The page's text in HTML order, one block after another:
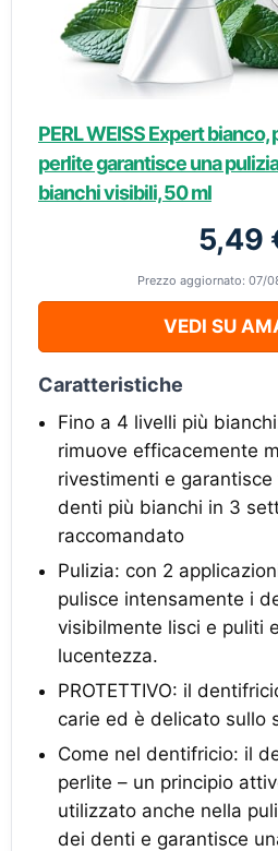
PERL WEISS Expert
perlite garantisce una
bianchi visibili, 50 ml
5,49
Prezzo aggiornato: 07/
VEDI SU
Caratteristiche
Fino a 4 livelli più
rimuove efficacemente
rivestimenti e
denti più bianchi in 3
raccomandato
Pulizia: con 2
pulisce intensamente i
visibilmente lisci e puliti
lucentezza.
PROTETTIVO: il
carie ed è delicato sullo
Come nel dentifricio: il
perlite – un principio
utilizzato anche nella
dei denti e garantisce